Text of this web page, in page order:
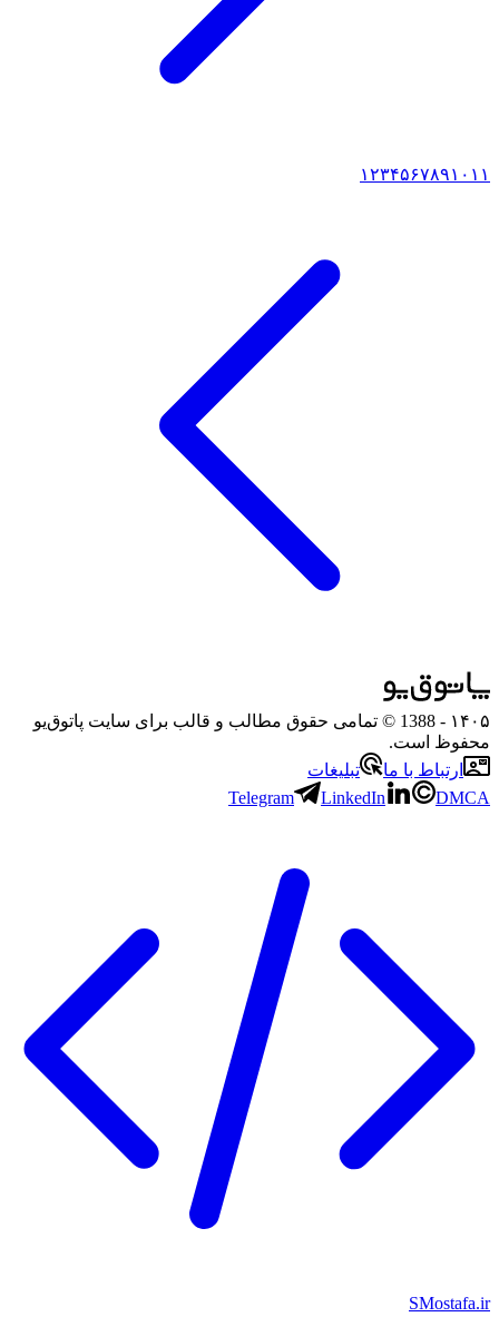
۱۲۳۴۵۶۷۸۹۱۰ ۱۱
۱۴۰۵
- 1388 © تمامی حقوق مطالب و قالب برای سایت پاتوق‌یو
محفوظ است.
ارتباط با ما
تبلیغات
Telegram
LinkedIn DMCA
SMostafa.ir